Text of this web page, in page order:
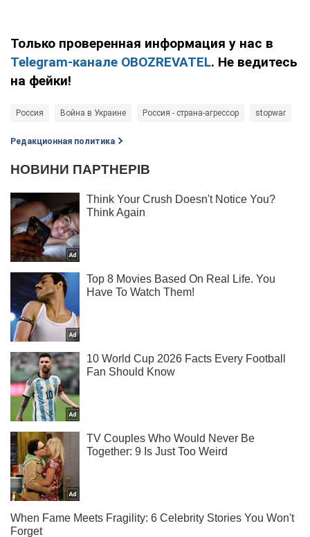
Только проверенная информация у нас в
Telegram-канале OBOZREVATEL. Не ведитесь
на фейки!
Россия Война в Украине Россия - страна-агрессор stopwar
Редакционная политика